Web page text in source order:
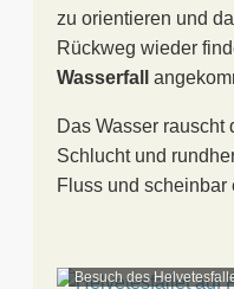
zu orientieren und
Rückweg wieder
Wasserfall
Das Wasser rauscht
Schlucht und
Fluss und scheinbar
Besuch des